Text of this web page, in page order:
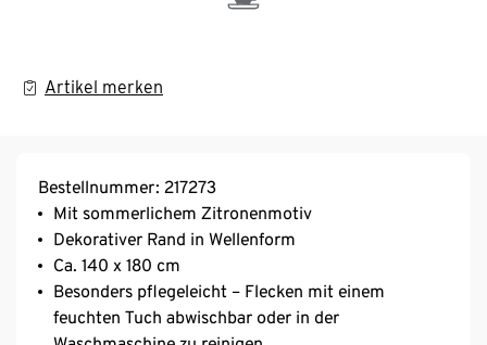
Artikel merken
Bestellnummer: 217273
Mit sommerlichem Zitronenmotiv
Dekorativer Rand in Wellenform
Ca. 140 x 180 cm
Besonders pflegeleicht – Flecken mit einem
feuchten Tuch abwischbar oder in der